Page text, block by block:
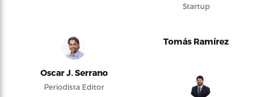
Startup
Oscar J. Serrano
Periodista Editor
Tomás Ramírez